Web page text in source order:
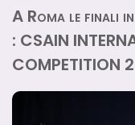
A Roma le finali
: CSAIN
COMPETITION